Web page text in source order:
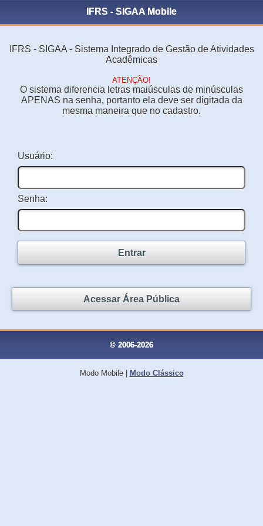
IFRS - SIGAA Mobile
IFRS - SIGAA - Sistema Integrado de Gestão de Atividades
Acadêmicas
ATENÇÃO!
O sistema diferencia letras maiúsculas de minúsculas
APENAS na senha, portanto ela deve ser digitada da
mesma maneira que no cadastro.
Usuário:
Senha:
Entrar
Acessar Área Pública
© 2006-2026
Modo Mobile| Modo Clássico